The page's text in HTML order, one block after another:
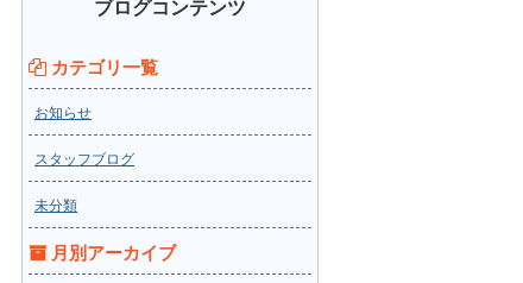
ブログコンテンツ
カテゴリ一覧
お知らせ
スタッフブログ
未分類
月別アーカイブ